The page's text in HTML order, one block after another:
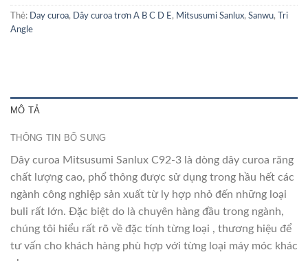
Thẻ: Day curoa, Dây curoa trơn A B C D E , Mitsusumi Sanlux, Sanwu,
Tri
Angle
MÔ TẢ
THÔNG TIN BỔ SUNG
Dây curoa Mitsusumi Sanlux C92-3 là dòng dây curoa răng
chất lượng cao, phổ thông được sử dụng trong hầu hết các
ngành công nghiệp sản xuất từ ly hợp nhỏ đến những loại
buli rất lớn. Đặc biệt do là chuyên hàng đầu trong ngành,
chúng tôi hiểu rất rõ về đặc tính từng loại , thương hiệu để
tư vấn cho khách hàng phù hợp với từng loại máy móc khác